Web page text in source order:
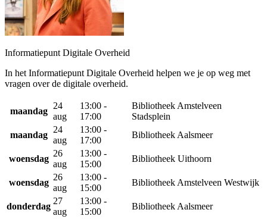
Informatiepunt Digitale Overheid
In het Informatiepunt Digitale Overheid helpen we je op weg met
vragen over de digitale overheid.
maandag
24
aug
13:00 -
17:00
Bibliotheek Amstelveen
Stadsplein
maandag
24
aug
13:00 -
17:00
Bibliotheek Aalsmeer
woensdag
26
aug
13:00 -
15:00
Bibliotheek Uithoorn
woensdag
26
aug
13:00 -
15:00
Bibliotheek Amstelveen Westwijk
donderdag
27
aug
13:00 -
15:00
Bibliotheek Aalsmeer